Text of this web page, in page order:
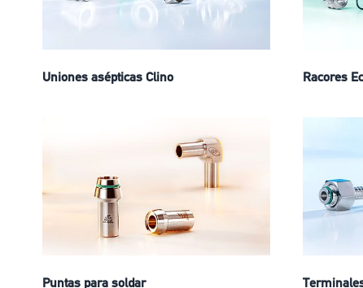
Uniones asépticas Clino Racores
Puntas para soldar